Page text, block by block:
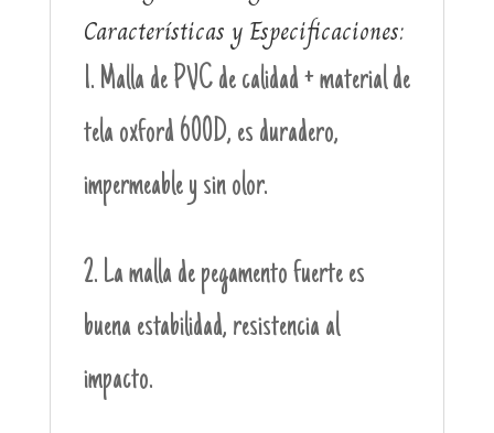
Características y Especificaciones:
1. Malla de PVC de calidad + material de
tela oxford 600D, es duradero,
impermeable y sin olor.
2. La malla de pegamento fuerte es
buena estabilidad, resistencia al
impacto.